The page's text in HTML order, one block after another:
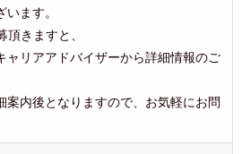
ます。
頂きますと、
ャリアアドバイザーから詳細情報のご
案内後となりますので、お気軽にお問